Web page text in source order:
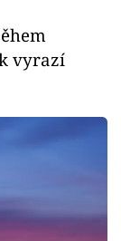
vyrazí